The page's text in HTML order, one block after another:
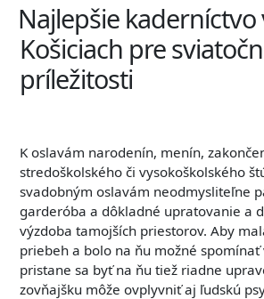
Najlepšie kaderníctvo
Košiciach pre
príležitosti
K oslavám narodenín, menín,
stredoškolského či vysokoškolského
svadobným oslavám neodmysliteľne
garderóba a dôkladné upratovanie a
výzdoba tamojších priestorov. Aby
priebeh a bolo na ňu možné spomínať
pristane sa byť na ňu tiež riadne
zovňajšku môže ovplyvniť aj ľudskú